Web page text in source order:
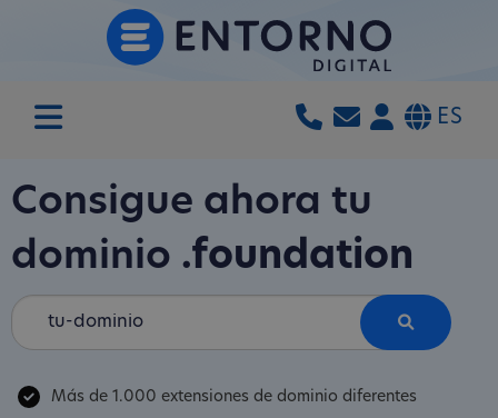
ES
Consigue ahora tu
dominio .foundation
Más de 1.000 extensiones de dominio diferentes